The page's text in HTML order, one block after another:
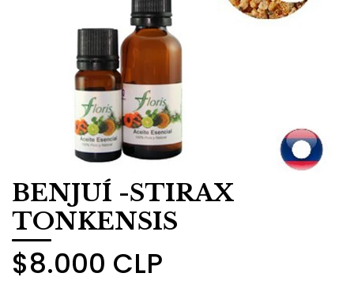
BENJUÍ -STIRAX
TONKENSIS
$8.000 CLP